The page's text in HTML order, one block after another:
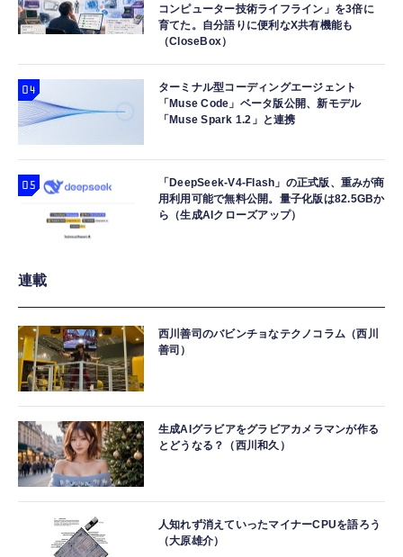
コンピューター技術ライフライン」を3倍に
育てた。自分語りに便利なX共有機能も
（CloseBox）
ターミナル型コーディングエージェント
「Muse Code」ベータ版公開、新モデル
「Muse Spark 1.2」と連携
「DeepSeek-V4-Flash」の正式版、重みが商
用利用可能で無料公開。量子化版は82.5GBか
ら（生成AIクローズアップ）
連載
西川善司のバビンチョなテクノコラム（西川
善司）
生成AIグラビアをグラビアカメラマンが作る
とどうなる？（西川和久）
人知れず消えていったマイナーCPUを語ろう
（大原雄介）